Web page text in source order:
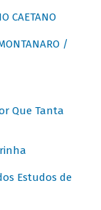
CAETANO
/
Que Tanta
Estudos de